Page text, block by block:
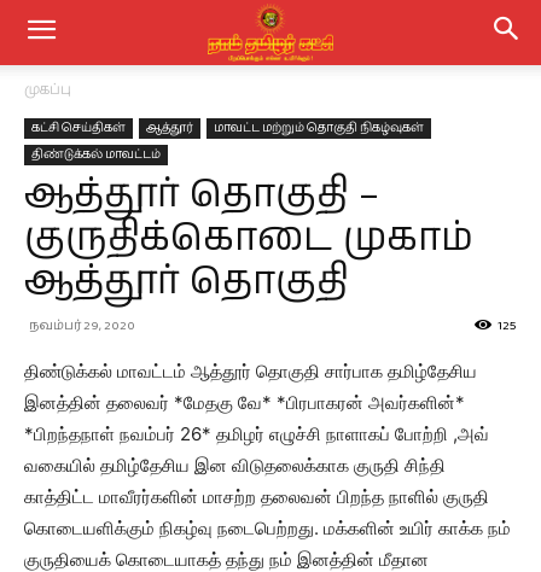
முகப்பு
கட்சி செய்திகள் ஆத்தூர்
மாவட்ட மற்றும் தொகுதி நிகழ்வுகள்
திண்டுக்கல் மாவட்டம்
ஆத்தூர் தொகுதி –
குருதிக்கொடை முகாம்
ஆத்தூர் தொகுதி
நவம்பர் 29, 2020 125
திண்டுக்கல் மாவட்டம் ஆத்தூர் தொகுதி சார்பாக தமிழ்தேசிய
இனத்தின் தலைவர் *மேதகு வே* *பிரபாகரன் அவர்களின்*
*பிறந்தநாள் நவம்பர் 26* தமிழர் எழுச்சி நாளாகப் போற்றி ,அவ்
வகையில் தமிழ்தேசிய இன விடுதலைக்காக குருதி சிந்தி
காத்திட்ட மாவீரர்களின் மாசற்ற தலைவன் பிறந்த நாளில் குருதி
கொடையளிக்கும் நிகழ்வு நடைபெற்றது. மக்களின் உயிர் காக்க நம்
குருதியைக் கொடையாகத் தந்து நம் இனத்தின் மீதான